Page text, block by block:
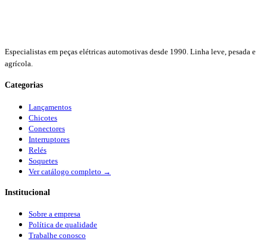
Especialistas em peças elétricas automotivas desde 1990. Linha leve, pesada e
agrícola.
Categorias
Lançamentos
Chicotes
Conectores
Interruptores
Relés
Soquetes
Ver catálogo completo →
Institucional
Sobre a empresa
Política de qualidade
Trabalhe conosco